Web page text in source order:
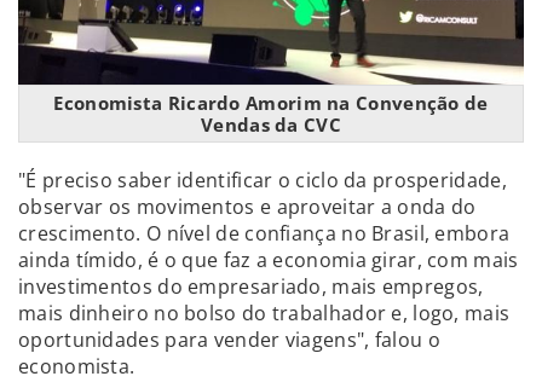
Economista Ricardo Amorim na Convenção de
Vendas da CVC
"É preciso saber identificar o ciclo da prosperidade,
observar os movimentos e aproveitar a onda do
crescimento. O nível de confiança no Brasil, embora
ainda tímido, é o que faz a economia girar, com mais
investimentos do empresariado, mais empregos,
mais dinheiro no bolso do trabalhador e, logo, mais
oportunidades para vender viagens", falou o
economista.